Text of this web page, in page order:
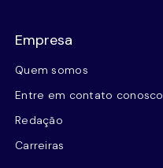
Empresa
Quem somos
Entre em contato conosco
Redação
Carreiras